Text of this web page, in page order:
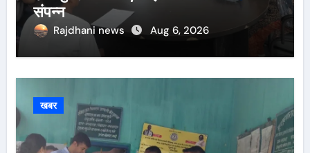
संपन्न
Rajdhani news Aug 6, 2026
खबर